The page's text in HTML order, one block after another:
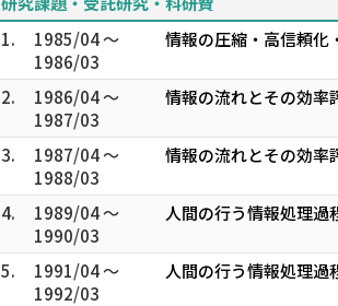
1.
1985/04 ～
1986/03
情報の圧縮・高信頼化
2.
1986/04 ～
1987/03
情報の流れとその効率
3.
1987/04 ～
1988/03
情報の流れとその効率
4.
1989/04 ～
1990/03
人間の行う情報処理過
5.
1991/04 ～
1992/03
人間の行う情報処理過